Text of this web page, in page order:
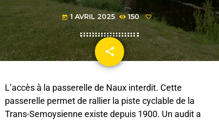
today 1 AVRIL 2025 150
share
email
L’accès à la passerelle de Naux interdit. Cette
passerelle permet de rallier la piste cyclable de la
Trans-Semoysienne existe depuis 1900. Un audit a